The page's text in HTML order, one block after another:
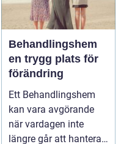
Behandlingshem
en trygg plats för
förändring
Ett Behandlingshem
kan vara avgörande
när vardagen inte
längre går att hantera